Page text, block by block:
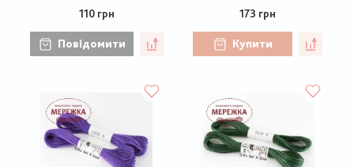
110 грн
Повідомити
173 грн
Купити